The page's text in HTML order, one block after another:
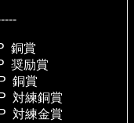
銅賞
奨励賞
銅賞
対練銅賞
対練金賞